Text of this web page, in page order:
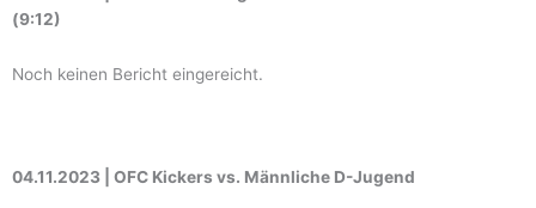
(9:12)
Noch keinen Bericht eingereicht.
04.11.2023 | OFC Kickers vs. Männliche D-Jugend